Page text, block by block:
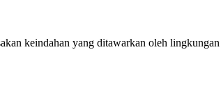
keindahan yang ditawarkan oleh